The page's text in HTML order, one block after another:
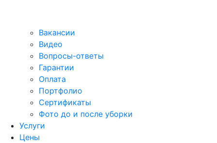
Вакансии
Видео
Вопросы-ответы
Гарантии
Оплата
Портфолио
Сертификаты
Фото до и после уборки
Услуги
Цены